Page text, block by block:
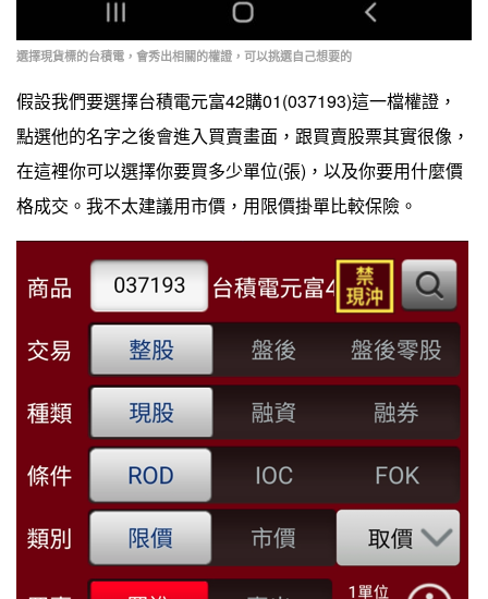
選擇現貨標的台積電，會秀出相關的權證，可以挑選自己想要的
假設我們要選擇台積電元富42購01(037193)這一檔權證，
點選他的名字之後會進入買賣畫面，跟買賣股票其實很像，
在這裡你可以選擇你要買多少單位(張)，以及你要用什麼價
格成交。我不太建議用市價，用限價掛單比較保險。